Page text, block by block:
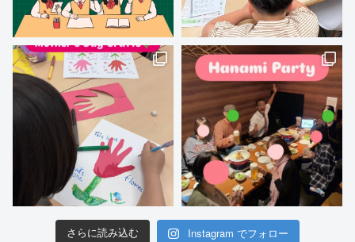
さらに読み込む Instagram でフォロー